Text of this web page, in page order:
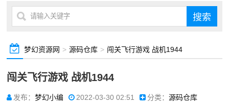
梦幻资源网 > 源码仓库 > 闯关飞行游戏 战机1944
闯关飞行游戏 战机1944
发布：梦幻小编 2022-03-30 02:51 分类：源码仓库